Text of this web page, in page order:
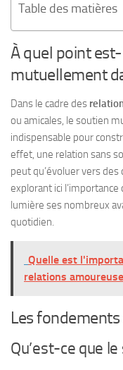
Table des matières
À quel point
mutuellement
Dans le cadre des
ou amicales, le soutien
indispensable pour
effet, une relation sans
peut qu’évoluer vers
explorant ici
lumière ses nombreux
quotidien.
Quelle est
relations
Les
Qu’est-ce que